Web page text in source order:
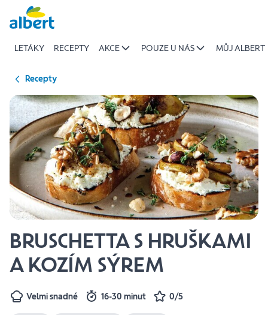
Přeskočit
LETÁKY RECEPTY AKCE POUZE U NÁS MŮJ ALBERT
Recepty
BRUSCHETTA S HRUŠKAMI
A KOZÍM SÝREM
Velmi snadné 16-30 minut 0/5